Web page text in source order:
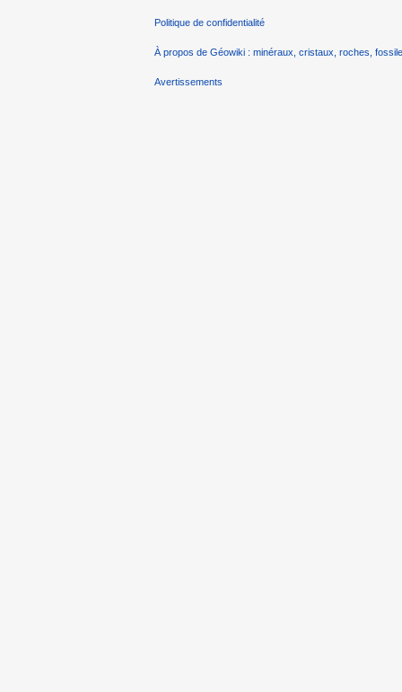
Politique de confidentialité
À propos de Géowiki : minéraux, cristaux, roches,
Avertissements